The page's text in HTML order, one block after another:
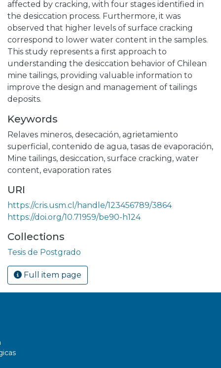
affected by cracking, with four stages identified in
the desiccation process. Furthermore, it was
observed that higher levels of surface cracking
correspond to lower water content in the samples.
This study represents a first approach to
understanding the desiccation behavior of Chilean
mine tailings, providing valuable information to
improve the design and management of tailings
deposits.
Keywords
Relaves mineros, desecación, agrietamiento
superficial , contenido de agua, tasas de evaporación,
Mine tailings, desiccation, surface cracking, water
content, evaporation rates
URI
https://cris.usm.cl/handle/123456789/3864
https://doi.org/10.71959/be90-h124
Collections
Tesis de Postgrado
Full item page